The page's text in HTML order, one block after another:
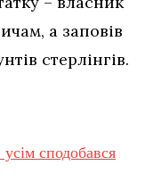
а заповів
стерлінгів.
сподобався